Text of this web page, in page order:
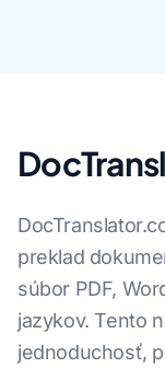
preklad
súbor PDF,
jazykov. Tento
jednoduchosť,